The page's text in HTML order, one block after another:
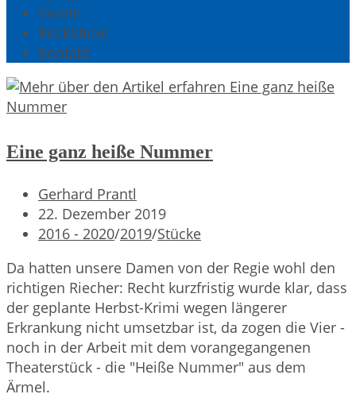
Verein
Rückblicke
Kontakt
Eine ganz heiße Nummer
Beitrags-
Autor:
Gerhard Prantl
Beitrag
veröffentlicht:
22. Dezember 2019
Beitrags-
2016 - 2020/2019/Stücke
Da hatten unsere Damen von der Regie wohl den
richtigen Riecher: Recht kurzfristig wurde klar, dass
der geplante Herbst-Krimi wegen längerer
Erkrankung nicht umsetzbar ist, da zogen die Vier -
noch in der Arbeit mit dem vorangegangenen
Theaterstück - die "Heiße Nummer" aus dem
Ärmel.